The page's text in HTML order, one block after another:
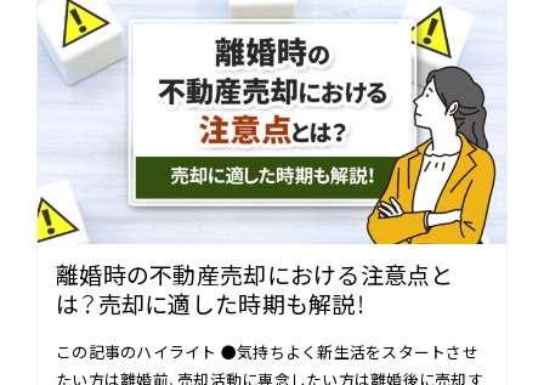
離婚時の不動産売却における注意点と
は？売却に適した時期も解説！
この記事のハイライト ●気持ちよく新生活をスタートさせ
たい方は離婚前、売却活動に専念したい方は離婚後に売却す